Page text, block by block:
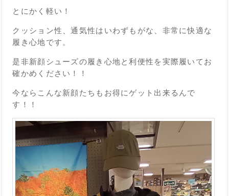
とにかく軽い！
クッション性、通気性はいわずもがな、非常に快適な
履き心地です。
是非新顔シューズの履き心地と利便性を実際履いてお
確かめください！！
今ならこんな新顔たちもお得にゲット出来るんで
す！！